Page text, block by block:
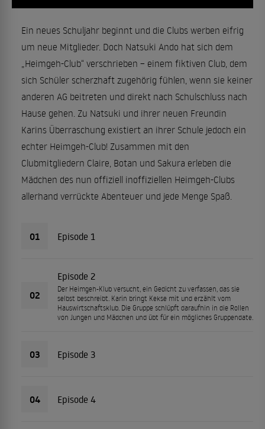
Ein neues Schuljahr beginnt und die Clubs werben eifrig
um neue Mitglieder. Doch Natsuki Ando hat sich dem
„Heimgeh-Club“ verschrieben – einem fiktiven Club, dem
sich Schüler scherzhaft zugehörig fühlen, wenn sie keiner
anderen AG beitreten und direkt nach Schulschluss nach
Hause gehen. Zu Natsuki und ihrer neuen Freundin
Karins Überraschung existiert an ihrer Schule jedoch ein
echter Heimgeh-Club! Zusammen mit den
Clubmitgliedern Claire, Botan und Sakura erleben die
Mädchen des nun offiziell inoffiziellen Heimgeh-Clubs
allerhand verrückte Abenteuer und jede Menge Spaß.
01 Episode 1
02
Episode 2
Der Heimgeh-Klub versucht, ein Gedicht zu verfassen, das sie
selbst beschreibt. Karin bringt Kekse mit und erzählt vom
Hauswirtschaftsklub. Die Gruppe schlüpft daraufhin in die Rollen
von Jungen und Mädchen und übt für ein mögliches Gruppendate.
03 Episode 3
04 Episode 4